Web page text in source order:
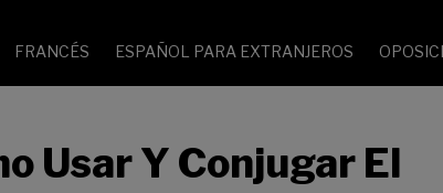
FRANCÉS ESPAÑOL PARA EXTRANJEROS
Usar Y Conjugar El